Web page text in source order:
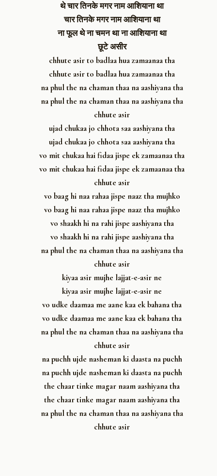
थे चार तिनके मगर नाम आशियाना था
चार तिनके मगर नाम आशियाना था
ना फूल थे ना चमन था ना आशियाना था
छूटे असीर
chhute asir to badlaa hua zamaanaa tha
chhute asir to badlaa hua zamaanaa tha
na phul the na chaman thaa na aashiyana tha
na phul the na chaman thaa na aashiyana tha
chhute asir
ujad chukaa jo chhota saa aashiyana tha
ujad chukaa jo chhota saa aashiyana tha
vo mit chukaa hai fidaa jispe ek zamaanaa tha
vo mit chukaa hai fidaa jispe ek zamaanaa tha
chhute asir
vo baag hi naa rahaa jispe naaz tha mujhko
vo baag hi naa rahaa jispe naaz tha mujhko
vo shaakh hi na rahi jispe aashiyana tha
vo shaakh hi na rahi jispe aashiyana tha
na phul the na chaman thaa na aashiyana tha
chhute asir
kiyaa asir mujhe lajjat-e-asir ne
kiyaa asir mujhe lajjat-e-asir ne
vo udke daamaa me aane kaa ek bahana tha
vo udke daamaa me aane kaa ek bahana tha
na phul the na chaman thaa na aashiyana tha
chhute asir
na puchh ujde nasheman ki daasta na puchh
na puchh ujde nasheman ki daasta na puchh
the chaar tinke magar naam aashiyana tha
the chaar tinke magar naam aashiyana tha
na phul the na chaman thaa na aashiyana tha
chhute asir